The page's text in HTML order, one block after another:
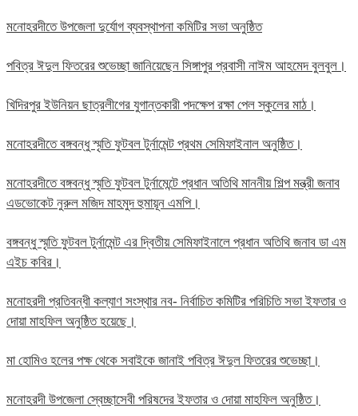
মনোহরদীতে উপজেলা দুর্যোগ ব্যবস্থাপনা কমিটির সভা অনুষ্ঠিত
পবিত্র ঈদুল ফিতরের শুভেচ্ছা জানিয়েছেন সিঙ্গাপুর প্রবাসী নাঈম আহমেদ বুলবুল।
খিদিরপুর ইউনিয়ন ছাত্রলীগের যুগান্তকারী পদক্ষেপ রক্ষা পেল স্কুলের মাঠ।
মনোহরদীতে বঙ্গবন্ধু স্মৃতি ফুটবল টুর্নামেন্ট প্রথম সেমিফাইনাল অনুষ্ঠিত।
মনোহরদীতে বঙ্গবন্ধু স্মৃতি ফুটবল টুর্নামেন্টে প্রধান অতিথি মাননীয় শিল্প মন্ত্রী জনাব
এডভোকেট নুরুল মজিদ মাহমুদ হুমায়ূন এমপি।
বঙ্গবন্ধু স্মৃতি ফুটবল টুর্নামেন্ট এর দ্বিতীয় সেমিফাইনালে প্রধান অতিথি জনাব ডা এম
এইচ কবির।
মনোহরদী প্রতিবন্ধী কল্যাণ সংস্থার নব- নির্বাচিত কমিটির পরিচিতি সভা ইফতার ও
দোয়া মাহফিল অনুষ্ঠিত হয়েছে।
মা হোমিও হলের পক্ষ থেকে সবাইকে জানাই পবিত্র ঈদুল ফিতরের শুভেচ্ছা।
মনোহরদী উপজেলা স্বেচ্ছাসেবী পরিষদের ইফতার ও দোয়া মাহফিল অনুষ্ঠিত।